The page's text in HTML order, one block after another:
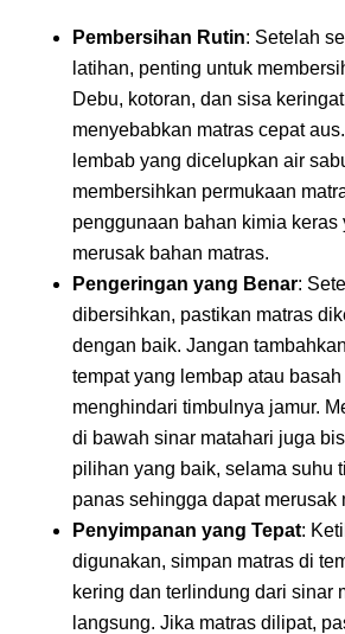
Pembersihan Rutin: Setelah
latihan, penting untuk
Debu, kotoran, dan sisa
menyebabkan matras cepat
lembab yang dicelupkan air
membersihkan permukaan
penggunaan bahan kimia keras
merusak bahan matras.
Pengeringan yang Benar:
dibersihkan, pastikan matras
dengan baik. Jangan
tempat yang lembap atau
menghindari timbulnya jamur.
di bawah sinar matahari juga
pilihan yang baik, selama suhu
panas sehingga dapat merusak
Penyimpanan yang Tepat:
digunakan, simpan matras di
kering dan terlindung dari sinar
langsung. Jika matras dilipat,